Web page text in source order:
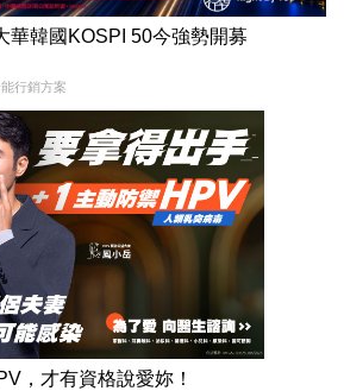
華韓國KOSPI 50今強勢開募
行銷方案
，才有資格說愛妳！